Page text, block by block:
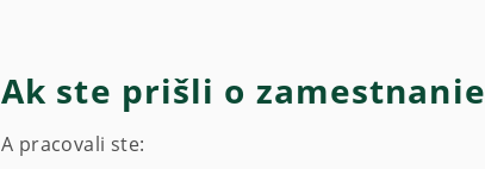
Ak ste prišli o zamestnanie
A pracovali ste: